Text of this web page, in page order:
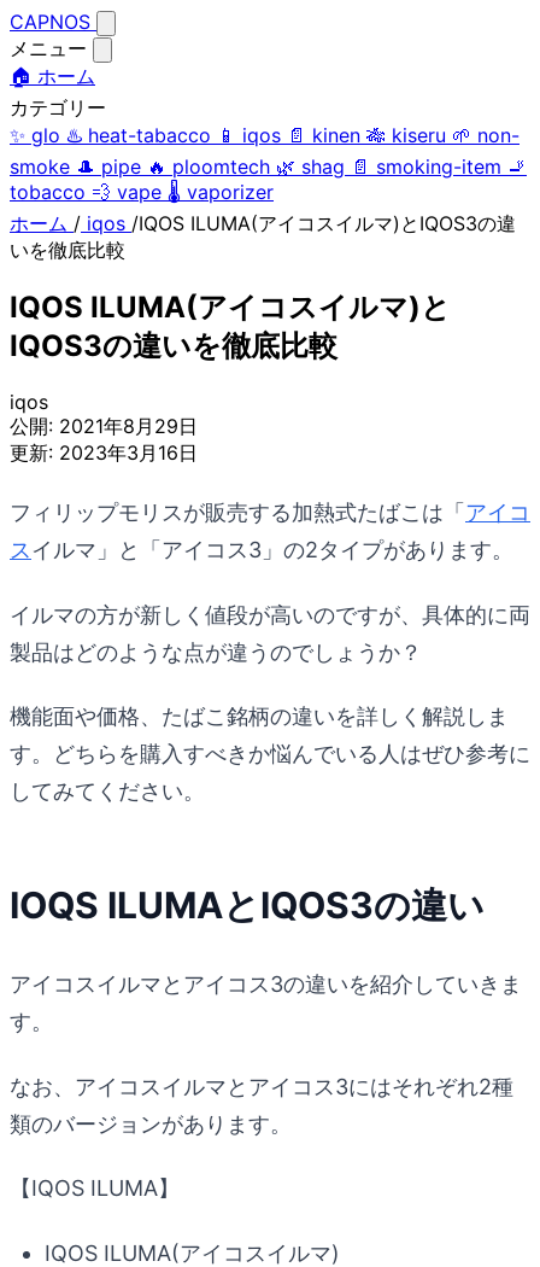
CAPNOS
メニュー
🏠 ホーム
カテゴリー
✨ glo ♨️ heat-tabacco 📱 iqos 📄 kinen 🎋 kiseru 🌱 non-
smoke 🎩 pipe 🔥 ploomtech 🌿 shag 📄 smoking-item 🚬
tobacco 💨 vape 🌡️ vaporizer
ホーム / iqos /IQOS ILUMA(アイコスイルマ)とIQOS3の違
いを徹底比較
IQOS ILUMA(アイコスイルマ)と
IQOS3の違いを徹底比較
iqos
公開: 2021年8月29日
更新: 2023年3月16日
フィリップモリスが販売する加熱式たばこは「 アイコ
スイルマ」と「アイコス3」の2タイプがあります。
イルマの方が新しく値段が高いのですが、具体的に両
製品はどのような点が違うのでしょうか？
機能面や価格、たばこ銘柄の違いを詳しく解説しま
す。どちらを購入すべきか悩んでいる人はぜひ参考に
してみてください。
IOQS ILUMAとIQOS3の違い
アイコスイルマとアイコス3の違いを紹介していきま
す。
なお、アイコスイルマとアイコス3にはそれぞれ2種
類のバージョンがあります。
【IQOS ILUMA】
IQOS ILUMA(アイコスイルマ)